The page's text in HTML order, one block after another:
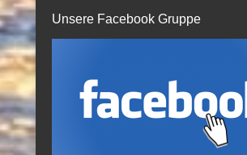
Unsere Facebook Gruppe